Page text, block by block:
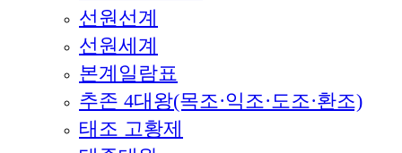
선원선계
선원세계
본계일람표
추존 4대왕(목조·익조·도조·환조)
태조 고황제